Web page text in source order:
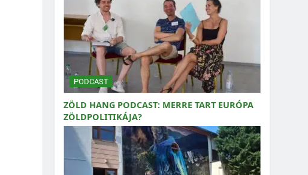
PODCAST
ZÖLD HANG PODCAST: MERRE TART EURÓPA
ZÖLDPOLITIKÁJA?